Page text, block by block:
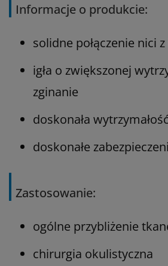
Informacje o produkcie:
solidne połączenie nici z
igła o zwiększonej
zginanie
doskonała
doskonałe
Zastosowanie:
ogólne przybliżenie
chirurgia okulistyczna